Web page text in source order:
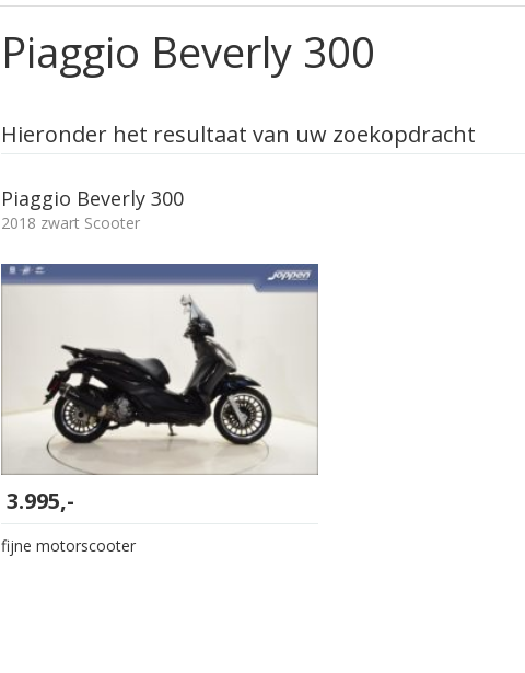
Piaggio Beverly 300
Hieronder het resultaat van uw zoekopdracht
Piaggio Beverly 300
2018 zwart Scooter
3.995,-
fijne motorscooter